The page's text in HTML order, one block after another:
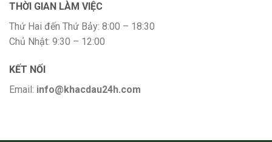
THỜI GIAN LÀM VIỆC
Thứ Hai đến Thứ Bảy: 8:00 – 18:30
Chủ Nhật: 9:30 – 12:00
KẾT NỐI
Email: info@khacdau24h.com